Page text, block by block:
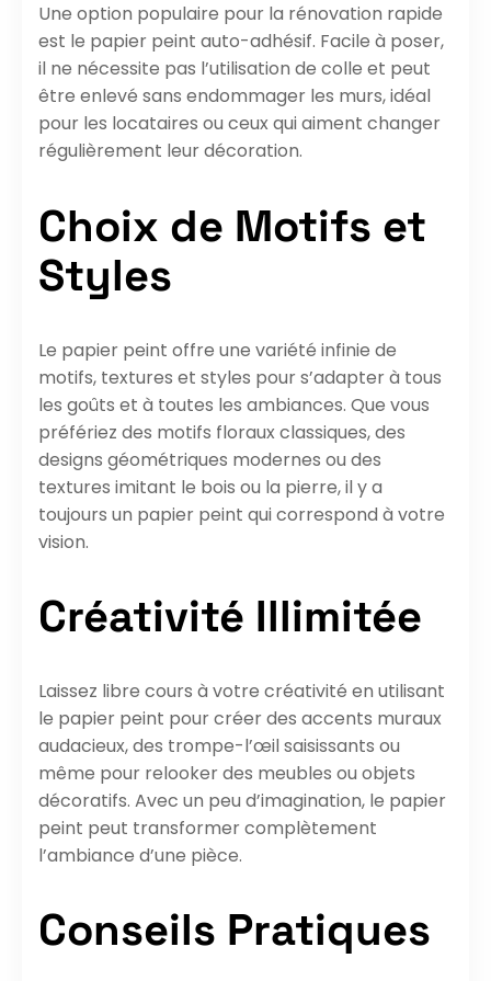
Une option populaire pour la rénovation rapide
est le papier peint auto-adhésif. Facile à poser,
il ne nécessite pas l’utilisation de colle et peut
être enlevé sans endommager les murs, idéal
pour les locataires ou ceux qui aiment changer
régulièrement leur décoration.
Choix de Motifs et
Styles
Le papier peint offre une variété infinie de
motifs, textures et styles pour s’adapter à tous
les goûts et à toutes les ambiances. Que vous
préfériez des motifs floraux classiques, des
designs géométriques modernes ou des
textures imitant le bois ou la pierre, il y a
toujours un papier peint qui correspond à votre
vision.
Créativité Illimitée
Laissez libre cours à votre créativité en utilisant
le papier peint pour créer des accents muraux
audacieux, des trompe-l’œil saisissants ou
même pour relooker des meubles ou objets
décoratifs. Avec un peu d’imagination, le papier
peint peut transformer complètement
l’ambiance d’une pièce.
Conseils Pratiques